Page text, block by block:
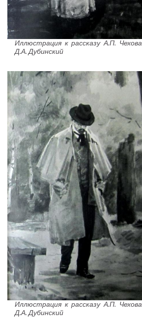
Иллюстрация к рассказу А.П.
Д.А. Дубинский
Иллюстрация к рассказу А.П.
Д.А. Дубинский